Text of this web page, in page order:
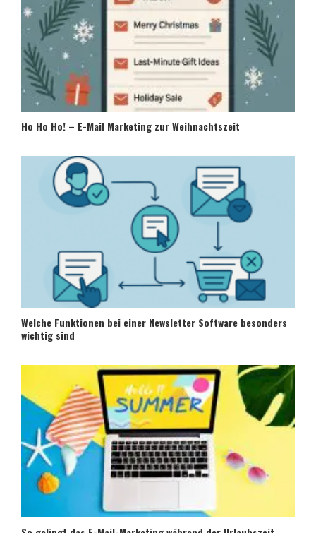
Ho Ho Ho! – E-Mail Marketing zur Weihnachtszeit
Welche Funktionen bei einer Newsletter Software besonders
wichtig sind